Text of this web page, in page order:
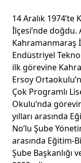
14 Aralık 1974’te
İlçesi’nde doğdu.
Kahramanmaraş
Endüstriyel
ilk görevine
Ersoy
Çok Programlı
Okulu’nda
yılları arasında
No’lu Şube
arasında Eğitim-
Şube Başkanlığı